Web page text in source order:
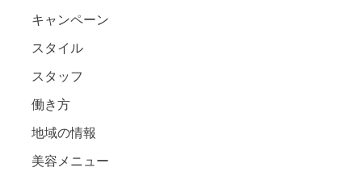
キャンペーン
スタイル
スタッフ
働き方
地域の情報
美容メニュー